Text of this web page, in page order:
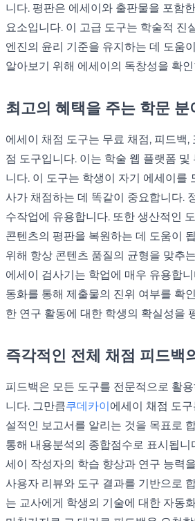
니다. 평판은 에세이와 출판물을 포함
요소입니다. 이 고급 도구는 학술적 진
엔진의 윤리 기준을 유지하는 데 도움
알아보기 위해 에세이의 독창성을 확
최고의 혜택을 주는 학문 분
에세이 채점 도구는 무료 채점, 피드백,
점 도구입니다. 이는 학술 웹 플랫폼
니다. 이 도구는 학생이 자기 에세이를
사가 채점하는 데 똑같이 중요합니다.
수작업에 유용합니다. 또한 생산적인
콘텐츠의 평판을 복원하는 데 도움이
위해 항상 콘텐츠 품질의 균형을 맞추
에세이 검사기는 학업에 매우 유용합
동화를 통해 제출물의 진위 여부를 확
한 연구 활동에 대한 학생의 확실성을
즉각적인 전체 채점 피드백
피드백은 모든 도구를 전문적으로 활
니다. 그만큼쿠데카이에세이 채점 도
설적인 보고서를 알리는 것을 목표로
통해 내용분석의 종합점수로 표시됩니
세이 작성자의 학습 향상과 연구 능력
사용자 리뷰와 도구 결과를 기반으로
는 교사에게 학생의 기술에 대한 자동